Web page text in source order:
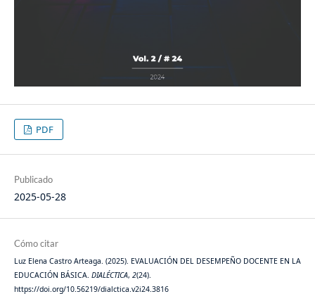
PDF
Publicado
2025-05-28
Cómo citar
Luz Elena Castro Arteaga. (2025). EVALUACIÓN DEL DESEMPEÑO DOCENTE EN LA
EDUCACIÓN BÁSICA. DIALÉCTICA, 2(24).
https://doi.org/10.56219/dialctica.v2i24.3816